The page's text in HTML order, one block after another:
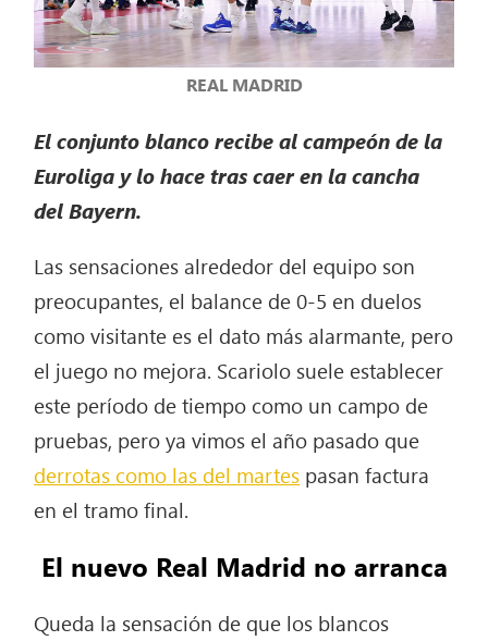
REAL MADRID
El conjunto blanco recibe al campeón de la
Euroliga y lo hace tras caer en la cancha
del Bayern.
Las sensaciones alrededor del equipo son
preocupantes, el balance de 0-5 en duelos
como visitante es el dato más alarmante, pero
el juego no mejora. Scariolo suele establecer
este período de tiempo como un campo de
pruebas, pero ya vimos el año pasado que
derrotas como las del martes pasan factura
en el tramo final.
El nuevo Real Madrid no arranca
Queda la sensación de que los blancos